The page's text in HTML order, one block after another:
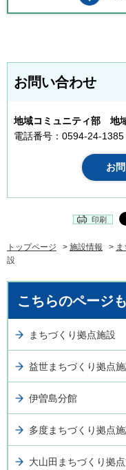
お問い合わせ
地域コミュニティ部 地
電話番号：0594-24-1385
印刷
トップページ > 施設情報 >
設
こちらのページ
まちづくり拠点施設
益世まちづくり拠点
伊曽島分館
多度まちづくり拠点
大山田まちづくり拠